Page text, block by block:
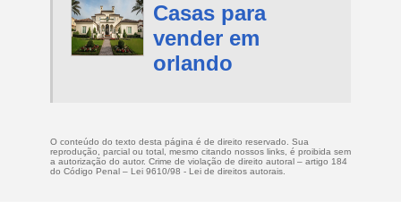
Casas para
vender em
orlando
O conteúdo do texto desta página é de direito reservado. Sua
reprodução, parcial ou total, mesmo citando nossos links, é proibida sem
a autorização do autor. Crime de violação de direito autoral – artigo 184
do Código Penal – Lei 9610/98 - Lei de direitos autorais